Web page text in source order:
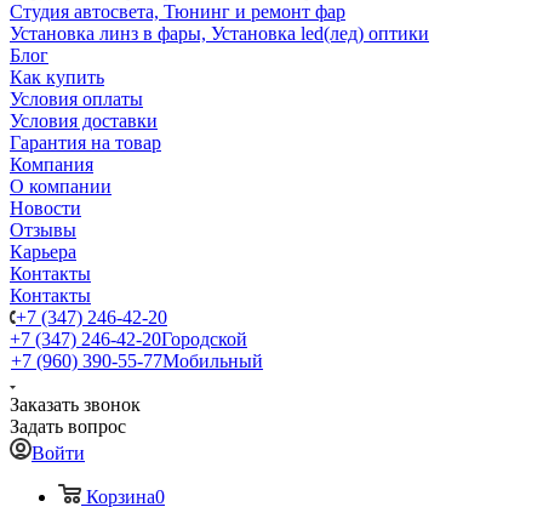
Студия автосвета, Тюнинг и ремонт фар
Установка линз в фары, Установка led(лед) оптики
Блог
Как купить
Условия оплаты
Условия доставки
Гарантия на товар
Компания
О компании
Новости
Отзывы
Карьера
Контакты
Контакты
+7 (347) 246-42-20
+7 (347) 246-42-20Городской
+7 (960) 390-55-77Мобильный
Заказать звонок
Задать вопрос
Войти
Корзина0